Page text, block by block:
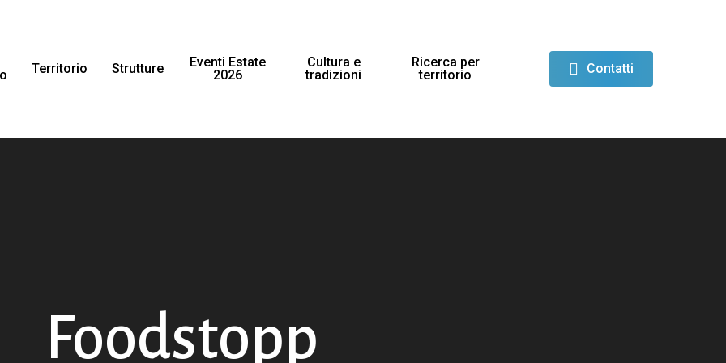
Territorio Strutture
Eventi Estate
2026
Cultura e
tradizioni
Ricerca per
territorio
Contatti
Foodstopp